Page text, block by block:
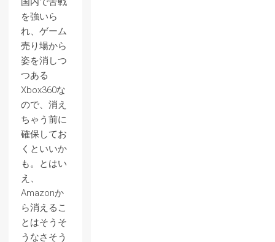
を強いら
れ、ゲーム
売り場から
姿を消しつ
つある
Xbox360な
ので、消え
ちゃう前に
確保してお
くといいか
も。とはい
え、
Amazonか
ら消えるこ
とはそうそ
うなさそう